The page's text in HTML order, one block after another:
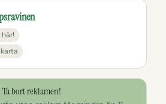
här!
Ta bort reklamen!